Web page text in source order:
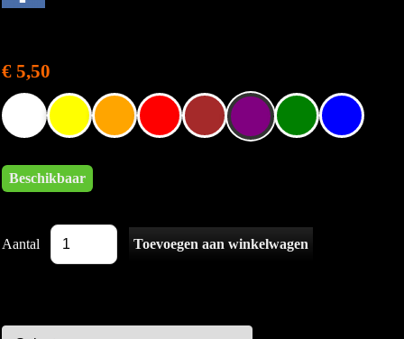
€ 5,50
Beschikbaar
Aantal